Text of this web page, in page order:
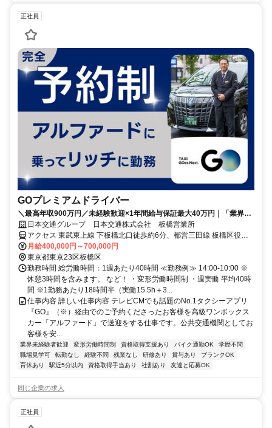
正社員
GOプレミアムドライバー
＼最高年収900万円／未経験歓迎×1年間給与保証最大40万円｜「業界ト
ップ日本交通」×「ノルマなし」で無理なく稼げる
日本交通グループ 日本交通株式会社 板橋営業所
アクセス 東武東上線 下板橋北口徒歩約6分、都営三田線 板橋区役所
前A2口徒歩約7分、東武東上線 大山（東京都）北口徒歩約8分 自転
車・バイク通勤ＯＫ！
月給400,000円～700,000円
東京都東京23区板橋区
勤務時間 総労働時間：1週あたり40時間 ≪勤務例≫ 14:00-10:00 ※
休憩3時間を含みます。 など！ ・変形労働時間制 ・週実働 平均40時
間 ※1勤務あたり18時間半（実働15.5h＋3...
仕事内容 詳しい仕事内容 テレビCMでも話題のNo.1タクシーアプリ
『GO』（※）経由でのご予約くださったお客様を高級ワンボックス
カー「アルファード」で送迎をする仕事です。公共交通機関としてお
客様を安...
業界未経験者歓迎 変形労働時間制 資格取得支援あり バイク通勤OK
学歴不問
職場見学可
転勤なし 経験不問 残業なし 研修あり 賞与あり
ブランクOK
育休あり
駅近5分以内 資格取得手当あり 社割あり 友達と応募OK
同じ企業の求人
正社員